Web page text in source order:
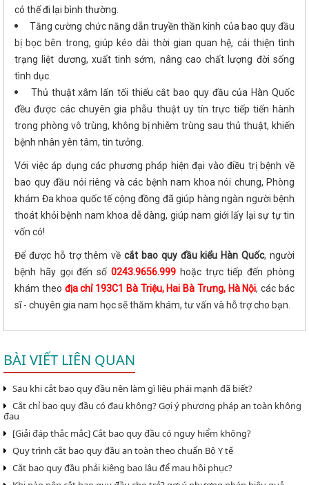
có thể đi lại bình thường.
Tăng cường chức năng dẫn truyền thần kinh của bao quy đầu
bị bọc bên trong, giúp kéo dài thời gian quan hệ, cải thiện tình
trạng liệt dương, xuất tinh sớm, nâng cao chất lượng đời sống
tình dục.
Thủ thuật xâm lấn tối thiểu cắt bao quy đầu của Hàn Quốc
đều được các chuyên gia phẫu thuật uy tín trực tiếp tiến hành
trong phòng vô trùng, không bị nhiễm trùng sau thủ thuật, khiến
bệnh nhân yên tâm, tin tưởng.
Với việc áp dụng các phương pháp hiện đại vào điều trị bệnh về
bao quy đầu nói riêng và các bệnh nam khoa nói chung, Phòng
khám Đa khoa quốc tế cộng đồng đã giúp hàng ngàn người bệnh
thoát khỏi bệnh nam khoa dễ dàng, giúp nam giới lấy lại sự tự tin
vốn có!
Để được hỗ trợ thêm vềcắt bao quy đầu kiểu Hàn Quốc, người
bệnh hãy gọi đến số 0243.9656.999 hoặc trực tiếp đến phòng
khám theo địa chỉ 193C1 Bà Triệu, Hai Bà Trưng, Hà Nội, các bác
sĩ - chuyên gia nam học sẽ thăm khám, tư vấn và hỗ trợ cho bạn.
BÀI VIẾT LIÊN QUAN
Sau khi cắt bao quy đầu nên làm gì liệu phái mạnh đã biết?
Cắt chỉ bao quy đầu có đau không? Gợi ý phương pháp an toàn không
đau
[Giải đáp thắc mắc] Cắt bao quy đầu có nguy hiểm không?
Quy trình cắt bao quy đầu an toàn theo chuẩn Bộ Y tế
Cắt bao quy đầu phải kiêng bao lâu để mau hồi phục?